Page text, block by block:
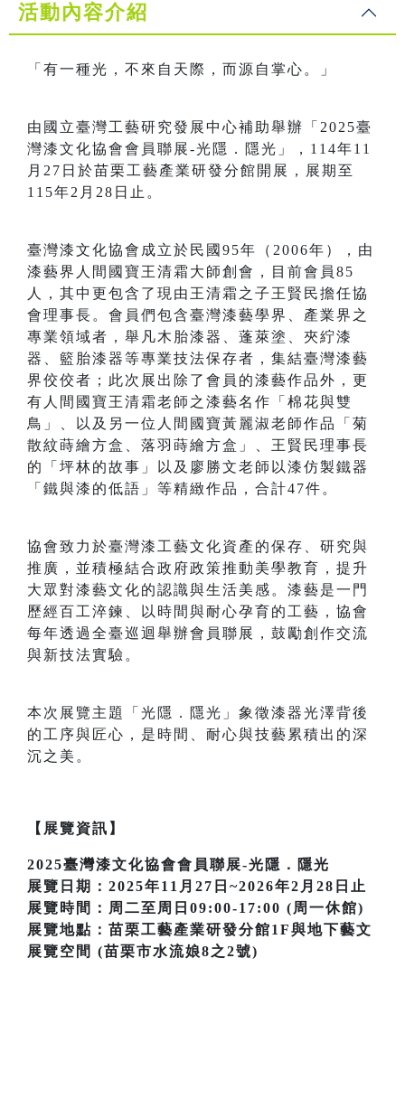
活動內容介紹
「有一種光，不來自天際，而源自掌心。」
由國立臺灣工藝研究發展中心補助舉辦「2025臺
灣漆文化協會會員聯展-光隱．隱光」，114年11
月27日於苗栗工藝產業研發分館開展，展期至
115年2月28日止。
臺灣漆文化協會成立於民國95年（2006年），由
漆藝界人間國寶王清霜大師創會，目前會員85
人，其中更包含了現由王清霜之子王賢民擔任協
會理事長。會員們包含臺灣漆藝學界、產業界之
專業領域者，舉凡木胎漆器、蓬萊塗、夾紵漆
器、籃胎漆器等專業技法保存者，集結臺灣漆藝
界佼佼者；此次展出除了會員的漆藝作品外，更
有人間國寶王清霜老師之漆藝名作「棉花與雙
鳥」、以及另一位人間國寶黃麗淑老師作品「菊
散紋蒔繪方盒、落羽蒔繪方盒」、王賢民理事長
的「坪林的故事」以及廖勝文老師以漆仿製鐵器
「鐵與漆的低語」等精緻作品，合計47件。
協會致力於臺灣漆工藝文化資產的保存、研究與
推廣，並積極結合政府政策推動美學教育，提升
大眾對漆藝文化的認識與生活美感。漆藝是一門
歷經百工淬鍊、以時間與耐心孕育的工藝，協會
每年透過全臺巡迴舉辦會員聯展，鼓勵創作交流
與新技法實驗。
本次展覽主題「光隱．隱光」象徵漆器光澤背後
的工序與匠心，是時間、耐心與技藝累積出的深
沉之美。
【展覽資訊】
2025臺灣漆文化協會會員聯展-光隱．隱光
展覽日期：2025年11月27日~2026年2月28日止
展覽時間：周二至周日09:00-17:00 (周一休館)
展覽地點：苗栗工藝產業研發分館1F與地下藝文
展覽空間 (苗栗市水流娘8之2號)